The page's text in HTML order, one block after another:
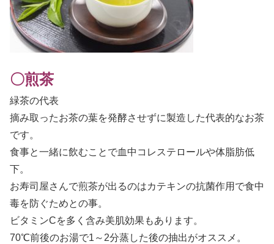
〇煎茶
緑茶の代表
摘み取ったお茶の葉を発酵させずに製造した代表的なお茶
です。
食事と一緒に飲むことで血中コレステロールや体脂肪低
下。
お寿司屋さんで煎茶が出るのはカテキンの抗菌作用で食中
毒を防ぐためとの事。
ビタミンCを多く含み美肌効果もあります。
70℃前後のお湯で1～2分蒸した後の抽出がオススメ。